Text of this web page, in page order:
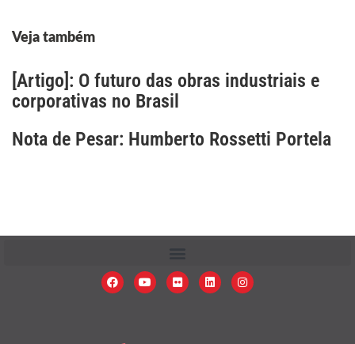
Veja também
[Artigo]: O futuro das obras industriais e
corporativas no Brasil
Nota de Pesar: Humberto Rossetti Portela